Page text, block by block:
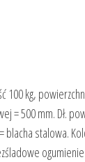
100 kg,
= 500 mm. Dł.
blacha stalowa.